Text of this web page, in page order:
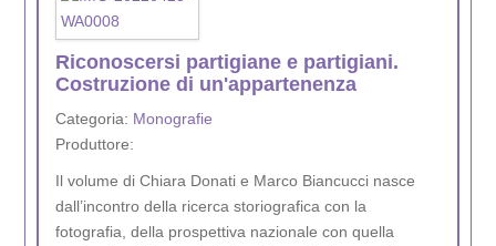
Riconoscersi partigiane e partigiani.
Costruzione di un'appartenenza
Categoria: Monografie
Produttore:
Il volume di Chiara Donati e Marco Biancucci nasce
dall’incontro della ricerca storiografica con la
fotografia, della prospettiva nazionale con quella